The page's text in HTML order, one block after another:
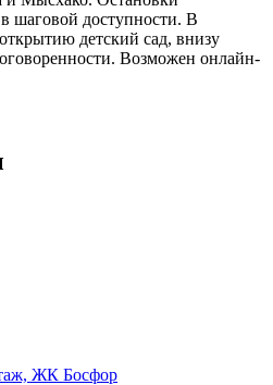
шаговой доступности. В
детский сад, внизу
Возможен онлайн-
ЖК Босфор